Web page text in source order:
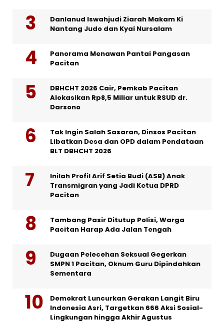
Danlanud Iswahjudi Ziarah Makam Ki
Nantang Judo dan Kyai Nursalam
Panorama Menawan Pantai Pangasan
Pacitan
DBHCHT 2026 Cair, Pemkab Pacitan
Alokasikan Rp8,5 Miliar untuk RSUD dr.
Darsono
Tak Ingin Salah Sasaran, Dinsos Pacitan
Libatkan Desa dan OPD dalam Pendataan
BLT DBHCHT 2026
Inilah Profil Arif Setia Budi (ASB) Anak
Transmigran yang Jadi Ketua DPRD
Pacitan
Tambang Pasir Ditutup Polisi, Warga
Pacitan Harap Ada Jalan Tengah
Dugaan Pelecehan Seksual Gegerkan
SMPN 1 Pacitan, Oknum Guru Dipindahkan
Sementara
Demokrat Luncurkan Gerakan Langit Biru
Indonesia Asri, Targetkan 666 Aksi Sosial-
Lingkungan hingga Akhir Agustus